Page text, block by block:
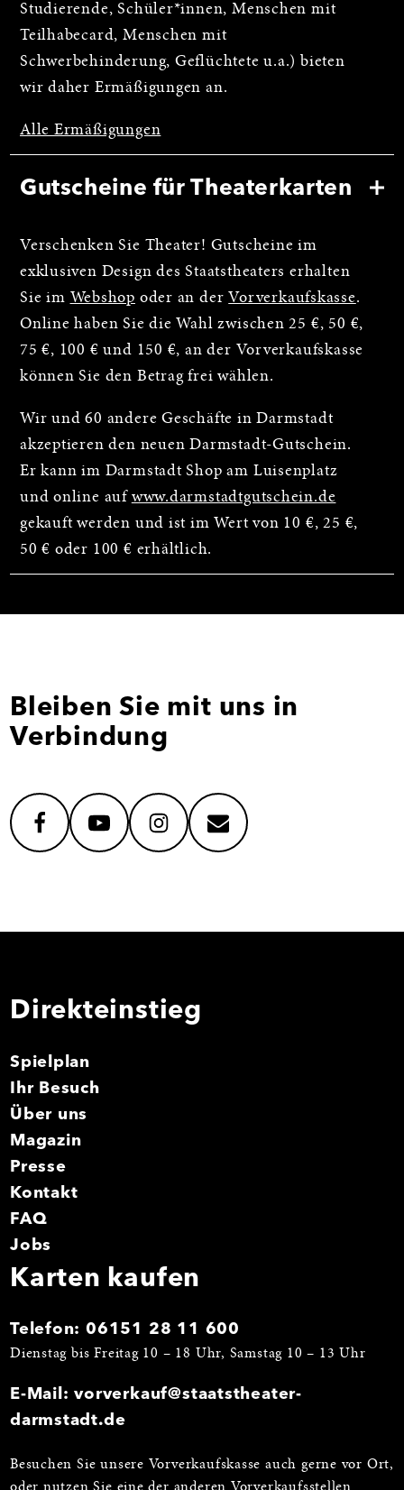
Studierende, Schüler*innen, Menschen mit
Teilhabecard, Menschen mit
Schwerbehinderung, Geflüchtete u.a.) bieten
wir daher Ermäßigungen an.
Alle Ermäßigungen
Gutscheine für Theaterkarten
Verschenken Sie Theater! Gutscheine im
exklusiven Design des Staatstheaters erhalten
Sie im Webshop oder an der Vorverkaufskasse.
Online haben Sie die Wahl zwischen 25 €, 50 €,
75 €, 100 € und 150 €, an der Vorverkaufskasse
können Sie den Betrag frei wählen.
Wir und 60 andere Geschäfte in Darmstadt
akzeptieren den neuen Darmstadt-Gutschein.
Er kann im Darmstadt Shop am Luisenplatz
und online auf www.darmstadtgutschein.de
gekauft werden und ist im Wert von 10 €, 25 €,
50 € oder 100 € erhältlich.
Bleiben Sie mit uns in
Verbindung
facebookyoutubeinstagrammail
Direkteinstieg
Spielplan
Ihr Besuch
Über uns
Magazin
Presse
Kontakt
FAQ
Jobs
Karten kaufen
Telefon:06151 28 11 600
Dienstag bis Freitag 10 – 18 Uhr, Samstag 10 – 13 Uhr
E-Mail:vorverkauf@staatstheater-
darmstadt.de
Besuchen Sie unsere Vorverkaufskasse auch gerne vor Ort,